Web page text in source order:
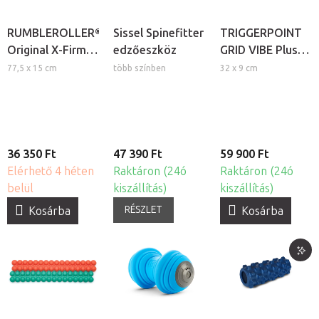
RUMBLEROLLER®
Original X-Firm
SMR masszázs
77,5 x 15 cm
36 350 Ft
Elérhető 4 héten
belül
Kosárba
Sissel Spinefitter
edzőeszköz
több színben
47 390 Ft
Raktáron (24ó
kiszállítás)
RÉSZLET
TRIGGERPOINT
GRID VIBE Plus
Foam Roller
32 x 9 cm
59 900 Ft
Raktáron (24ó
kiszállítás)
Kosárba